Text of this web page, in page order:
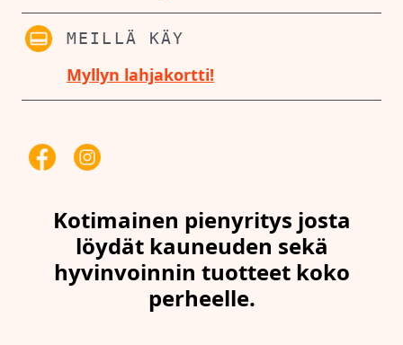
MEILLÄ KÄY
Myllyn lahjakortti!
Kotimainen pienyritys josta
löydät kauneuden sekä
hyvinvoinnin tuotteet koko
perheelle.